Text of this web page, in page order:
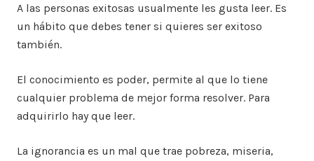
A las personas exitosas usualmente les gusta leer. Es
un hábito que debes tener si quieres ser exitoso
también.
El conocimiento es poder, permite al que lo tiene
cualquier problema de mejor forma resolver. Para
adquirirlo hay que leer.
La ignorancia es un mal que trae pobreza, miseria,